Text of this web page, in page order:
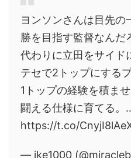
ヨンソンさんは目先の
勝を目指す監督なんだ
代わりに立田をサイド
テセで2トップにする
1トップの経験を積ま
闘える仕様に育てる。
https://t.co/
— ike1000